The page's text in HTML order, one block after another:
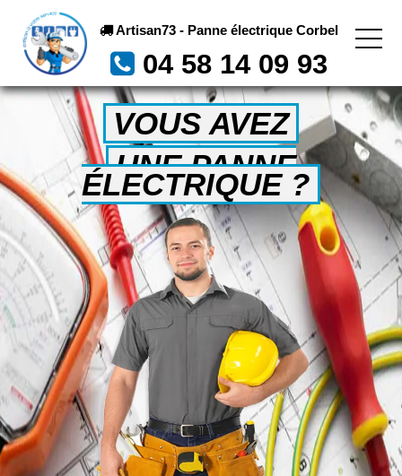
Artisan73 - Panne électrique Corbel
04 58 14 09 93
VOUS AVEZ
UNE PANNE
ÉLECTRIQUE ?